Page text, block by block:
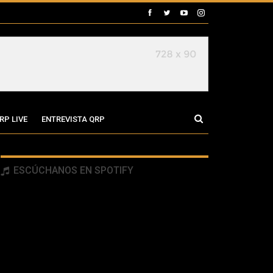
LIVE ENTREVISTA QRP
ESCÚCHANOS EN SPOTIFY